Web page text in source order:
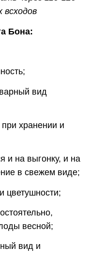
всходов
Бона:
вид
хранении и
и на выгонку, и на
в свежем виде;
цветушности;
весной;
вид и